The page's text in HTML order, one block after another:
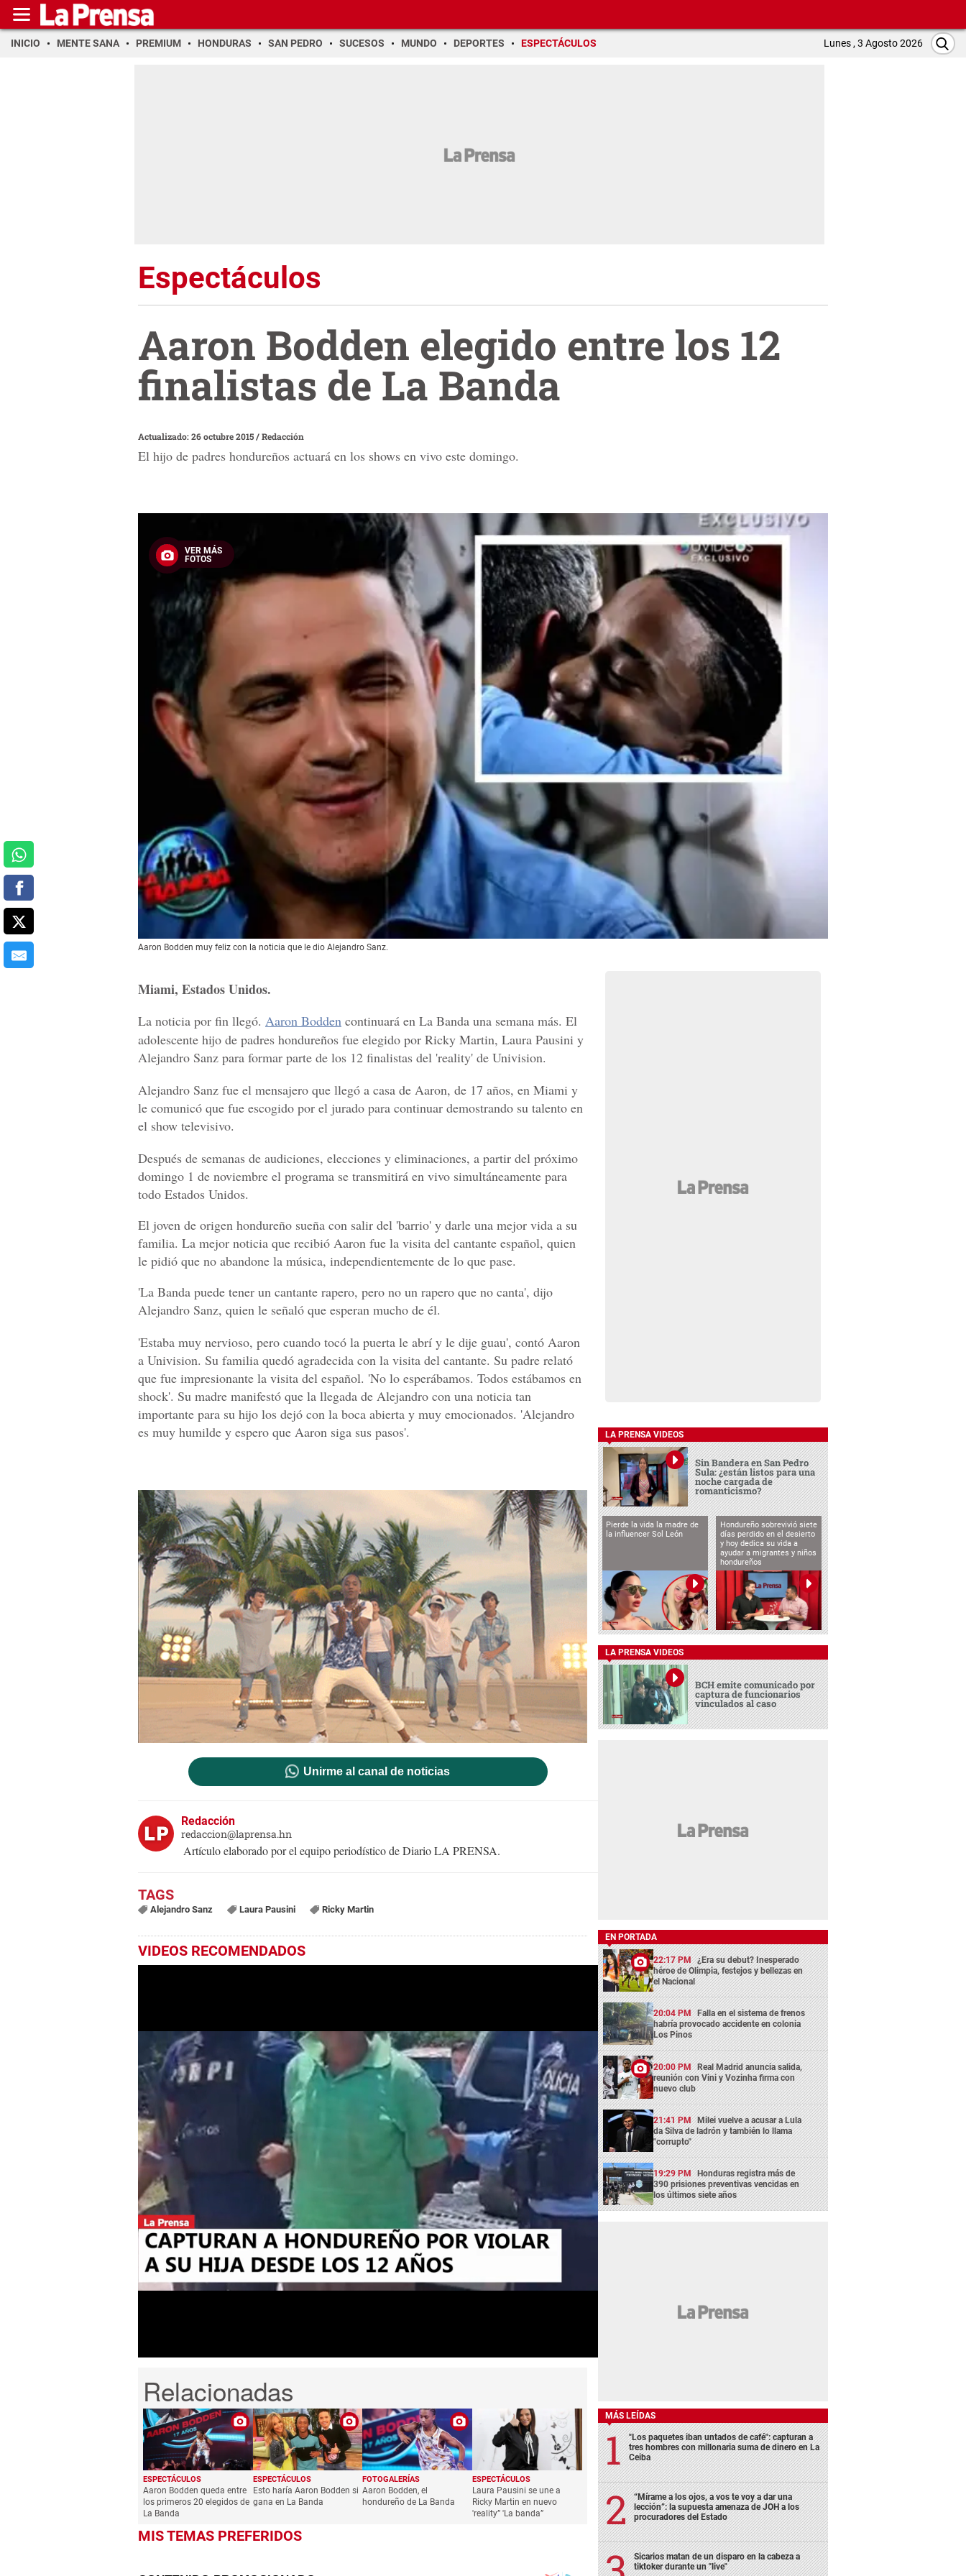
INICIO MENTE SANA PREMIUM HONDURAS SAN PEDRO SUCESOS MUNDO DEPORTES ESPECTÁCULOS Lunes , 3 Agosto 2026
Espectáculos
Aaron Bodden elegido entre los 12
finalistas de La Banda
Actualizado: 26 octubre 2015/Redacción
El hijo de padres hondureños actuará en los shows en vivo este domingo.
VER MÁS
FOTOS
Aaron Bodden muy feliz con la noticia que le dio Alejandro Sanz.
Miami, Estados Unidos.
La noticia por fin llegó. Aaron Bodden continuará en La Banda una semana más. El
adolescente hijo de padres hondureños fue elegido por Ricky Martin, Laura Pausini y
Alejandro Sanz para formar parte de los 12 finalistas del 'reality' de Univision.
Alejandro Sanz fue el mensajero que llegó a casa de Aaron, de 17 años, en Miami y
le comunicó que fue escogido por el jurado para continuar demostrando su talento en
el show televisivo.
Después de semanas de audiciones, elecciones y eliminaciones, a partir del próximo
domingo 1 de noviembre el programa se transmitirá en vivo simultáneamente para
todo Estados Unidos.
El joven de origen hondureño sueña con salir del 'barrio' y darle una mejor vida a su
familia. La mejor noticia que recibió Aaron fue la visita del cantante español, quien
le pidió que no abandone la música, independientemente de lo que pase.
'La Banda puede tener un cantante rapero, pero no un rapero que no canta', dijo
Alejandro Sanz, quien le señaló que esperan mucho de él.
'Estaba muy nervioso, pero cuando tocó la puerta le abrí y le dije guau', contó Aaron
a Univision. Su familia quedó agradecida con la visita del cantante. Su padre relató
que fue impresionante la visita del español. 'No lo esperábamos. Todos estábamos en
shock'. Su madre manifestó que la llegada de Alejandro con una noticia tan
importante para su hijo los dejó con la boca abierta y muy emocionados. 'Alejandro
es muy humilde y espero que Aaron siga sus pasos'.
Unirme al canal de noticias
Redacción
redaccion@laprensa.hn
Artículo elaborado por el equipo periodístico de Diario LA PRENSA.
Alejandro Sanz Laura Pausini Ricky Martin
VIDEOS RECOMENDADOS
0
seconds
minute,
30
ESPECTÁCULOS
Aaron Bodden queda entre
los primeros 20 elegidos de
La Banda
ESPECTÁCULOS
Esto haría Aaron Bodden si
gana en La Banda
FOTOGALERÍAS
Aaron Bodden, el
hondureño de La Banda
ESPECTÁCULOS
Laura Pausini se une a
Ricky Martin en nuevo
'reality” 'La banda”
MIS TEMAS PREFERIDOS
LA PRENSA VIDEOS
Sin Bandera en San Pedro
Sula: ¿están listos para una
noche cargada de
romanticismo?
Pierde la vida la madre de
la influencer Sol León
Hondureño sobrevivió siete
días perdido en el desierto
y hoy dedica su vida a
ayudar a migrantes y niños
hondureños
LA PRENSA VIDEOS
BCH emite comunicado por
captura de funcionarios
vinculados al caso
EN PORTADA
22:17 PM ¿Era su debut? Inesperado
héroe de Olimpia, festejos y bellezas en
el Nacional
20:04 PM Falla en el sistema de frenos
habría provocado accidente en colonia
Los Pinos
20:00 PM Real Madrid anuncia salida,
reunión con Vini y Vozinha firma con
nuevo club
21:41 PM Milei vuelve a acusar a Lula
da Silva de ladrón y también lo llama
"corrupto"
19:29 PM Honduras registra más de
390 prisiones preventivas vencidas en
los últimos siete años
MÁS LEÍDAS
"Los paquetes iban untados de café": capturan a
tres hombres con millonaria suma de dinero en La
Ceiba
“Mírame a los ojos, a vos te voy a dar una
lección”: la supuesta amenaza de JOH a los
procuradores del Estado
Sicarios matan de un disparo en la cabeza a
tiktoker durante un "live"